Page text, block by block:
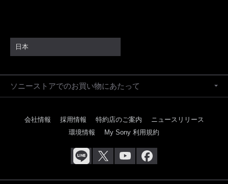
日本
ソニーストアでのお買い物にあたって
会社情報 採用情報 特約店のご案内
ニュースリリース
環境情報
My Sony 利用規約